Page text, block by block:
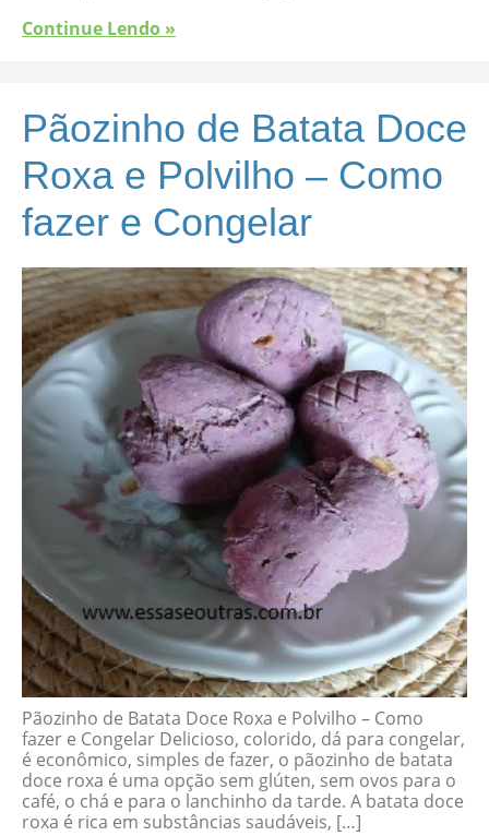
Continue Lendo »
Pãozinho de Batata Doce
Roxa e Polvilho – Como
fazer e Congelar
Pãozinho de Batata Doce Roxa e Polvilho – Como
fazer e Congelar Delicioso, colorido, dá para congelar,
é econômico, simples de fazer, o pãozinho de batata
doce roxa é uma opção sem glúten, sem ovos para o
café, o chá e para o lanchinho da tarde. A batata doce
roxa é rica em substâncias saudáveis, […]